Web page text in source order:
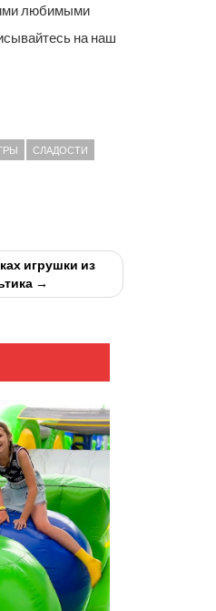
любимыми
на наш
СЛАДОСТИ
игрушки из
→